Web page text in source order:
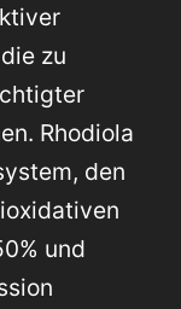
zu
Rhodiola
den
und